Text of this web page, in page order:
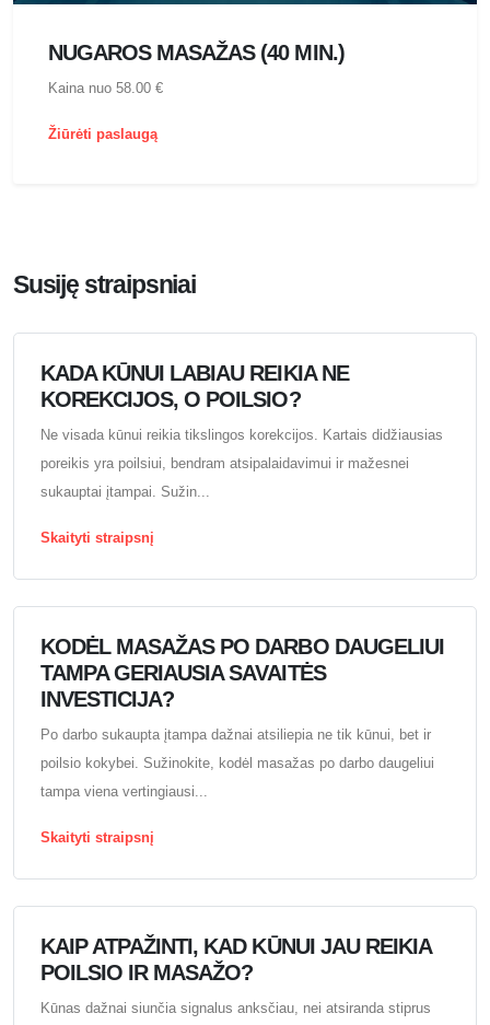
NUGAROS MASAŽAS (40 MIN.)
Kaina nuo 58.00 €
Žiūrėti paslaugą
Susiję straipsniai
KADA KŪNUI LABIAU REIKIA NE
KOREKCIJOS, O POILSIO?
Ne visada kūnui reikia tikslingos korekcijos. Kartais didžiausias
poreikis yra poilsiui, bendram atsipalaidavimui ir mažesnei
sukauptai įtampai. Sužin...
Skaityti straipsnį
KODĖL MASAŽAS PO DARBO DAUGELIUI
TAMPA GERIAUSIA SAVAITĖS
INVESTICIJA?
Po darbo sukaupta įtampa dažnai atsiliepia ne tik kūnui, bet ir
poilsio kokybei. Sužinokite, kodėl masažas po darbo daugeliui
tampa viena vertingiausi...
Skaityti straipsnį
KAIP ATPAŽINTI, KAD KŪNUI JAU REIKIA
POILSIO IR MASAŽO?
Kūnas dažnai siunčia signalus anksčiau, nei atsiranda stiprus